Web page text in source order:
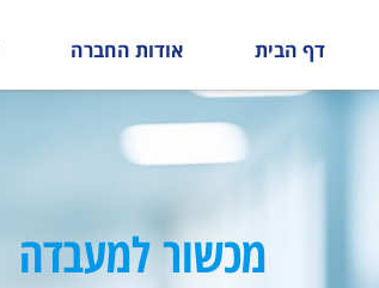
דף הבית אודות החברה
מכשור למעבדה